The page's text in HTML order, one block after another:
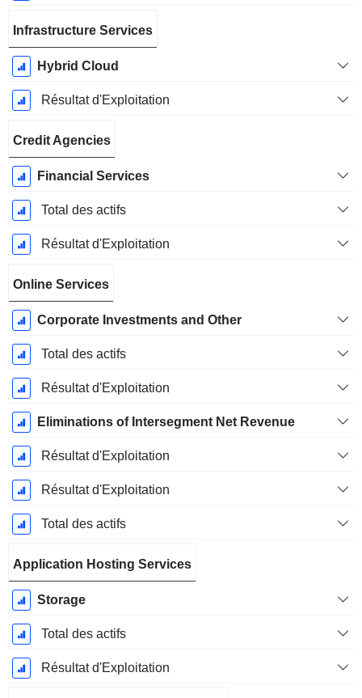
Infrastructure Services
Hybrid Cloud
Résultat d'Exploitation
Credit Agencies
Financial Services
Total des actifs
Résultat d'Exploitation
Online Services
Corporate Investments and Other
Total des actifs
Résultat d'Exploitation
Eliminations of Intersegment Net Revenue
Résultat d'Exploitation
Résultat d'Exploitation
Total des actifs
Application Hosting Services
Storage
Total des actifs
Résultat d'Exploitation